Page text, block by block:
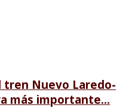
tren Nuevo Laredo-
más importante...